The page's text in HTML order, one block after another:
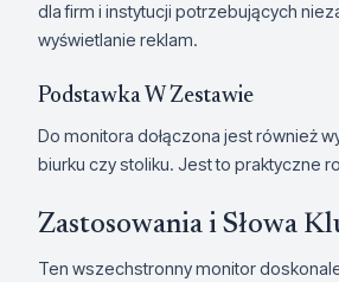
dla firm i instytucji potrzebujących
wyświetlanie reklam.
Podstawka W Zestawie
Do monitora dołączona jest również
biurku czy stoliku. Jest to praktyczne
Zastosowania i Słowa
Ten wszechstronny monitor